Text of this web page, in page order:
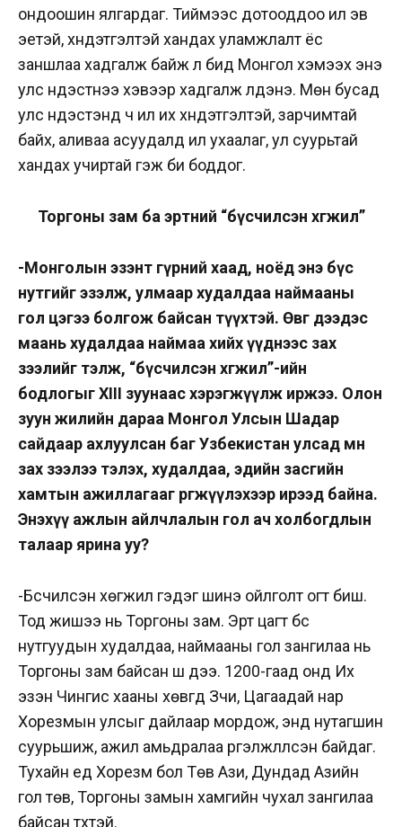
ондоошин ялгардаг. Тиймээс дотооддоо илүү эв
эетэй, хүндэтгэлтэй хандах уламжлалт ёс
заншлаа хадгалж байж л бид Монгол хэмээх энэ
улс үндэстнээ хэвээр хадгалж үлдэнэ. Мөн бусад
улс үндэстэнд ч илүү их хүндэтгэлтэй, зарчимтай
байх, аливаа асуудалд илүү ухаалаг, ул суурьтай
хандах учиртай гэж би боддог.
Торгоны зам ба эртний “бүсчилсэн хөгжил”
-Монголын эзэнт гүрний хаад, ноёд энэ бүс
нутгийг эзэлж, улмаар худалдаа наймааны
гол цэгээ болгож байсан түүхтэй. Өвөг дээдэс
маань худалдаа наймаа хийх үүднээс зах
зээлийг тэлж, “бүсчилсэн хөгжил”-ийн
бодлогыг XIII зуунаас хэрэгжүүлж иржээ. Олон
зуун жилийн дараа Монгол Улсын Шадар
сайдаар ахлуулсан баг Узбекистан улсад мөн
зах зээлээ тэлэх, худалдаа, эдийн засгийн
хамтын ажиллагааг өргөжүүлэхээр ирээд байна.
Энэхүү ажлын айлчлалын гол ач холбогдлын
талаар ярина уу?
-Бүсчилсэн хөгжил гэдэг шинэ ойлголт огт биш.
Тод жишээ нь Торгоны зам. Эрт цагт бүс
нутгуудын худалдаа, наймааны гол зангилаа нь
Торгоны зам байсан шүү дээ. 1200-гаад онд Их
эзэн Чингис хааны хөвгүүд Зүчи, Цагаадай нар
Хорезмын улсыг дайлаар мордож, энд нутагшин
суурьшиж, ажил амьдралаа үргэлжлүүлсэн байдаг.
Тухайн үед Хорезм бол Төв Ази, Дундад Азийн
гол төв, Торгоны замын хамгийн чухал зангилаа
байсан түүхтэй.